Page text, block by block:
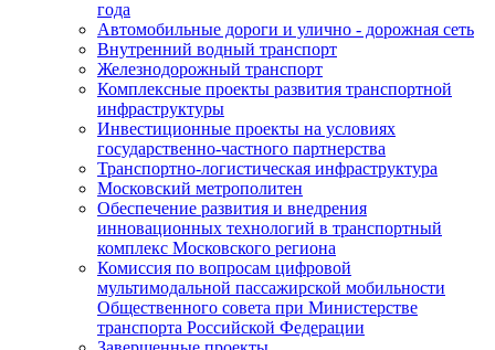
года
Автомобильные дороги и улично - дорожная сеть
Внутренний водный транспорт
Железнодорожный транспорт
Комплексные проекты развития транспортной
инфраструктуры
Инвестиционные проекты на условиях
государственно-частного партнерства
Транспортно-логистическая инфраструктура
Московский метрополитен
Обеспечение развития и внедрения
инновационных технологий в транспортный
комплекс Московского региона
Комиссия по вопросам цифровой
мультимодальной пассажирской мобильности
Общественного совета при Министерстве
транспорта Российской Федерации